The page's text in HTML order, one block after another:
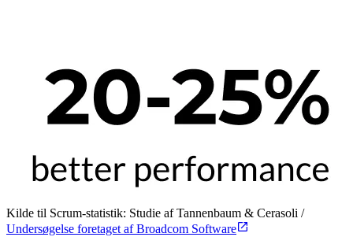
Kilde til Scrum-statistik: Studie af Tannenbaum & Cerasoli /
Undersøgelse foretaget af Broadcom Software